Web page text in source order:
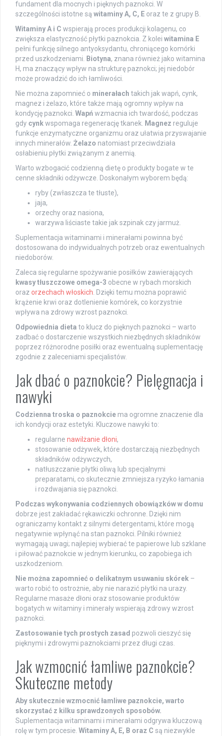
fundament dla mocnych i pięknych paznokci. W
szczególności istotne są witaminy A, C, E oraz te z grupy B.
Witaminy A i C wspierają proces produkcji kolagenu, co
zwiększa elastyczność płytki paznokcia. Z kolei witamina E
pełni funkcję silnego antyoksydantu, chroniącego komórki
przed uszkodzeniami.
Biotyna, znana również jako witamina
H, ma znaczący wpływ na strukturę paznokci; jej niedobór
może prowadzić do ich łamliwości.
Nie można zapomnieć o minerałach takich jak wapń, cynk,
magnez i żelazo, które także mają ogromny wpływ na
kondycję paznokci. Wapń wzmacnia ich twardość, podczas
gdy cynkwspomaga regenerację tkanek. Magnez reguluje
funkcje enzymatyczne organizmu oraz ułatwia przyswajanie
innych minerałów. Żelazo natomiast przeciwdziała
osłabieniu płytki związanym z anemią.
Warto wzbogacić codzienną dietę o produkty bogate w te
cenne składniki odżywcze. Doskonałym wyborem będą:
ryby (zwłaszcza te tłuste),
jaja,
orzechy oraz nasiona,
warzywa liściaste takie jak szpinak czy jarmuż.
Suplementacja witaminami i minerałami powinna być
dostosowana do indywidualnych potrzeb oraz ewentualnych
niedoborów.
Zaleca się regularne spożywanie posiłków zawierających
kwasy tłuszczowe omega-3 obecne w rybach morskich
oraz orzechach włoskich . Dzięki temu można poprawić
krążenie krwi oraz dotlenienie komórek, co korzystnie
wpływa na zdrowy wzrost paznokci.
Odpowiednia dieta to klucz do pięknych paznokci – warto
zadbać o dostarczenie wszystkich niezbędnych składników
poprzez różnorodne posiłki oraz ewentualną suplementację
zgodnie z zaleceniami specjalistów.
Jak dbać o paznokcie? Pielęgnacja i
nawyki
Codzienna troska o paznokcie ma ogromne znaczenie dla
ich kondycji oraz estetyki. Kluczowe nawyki to:
regularne nawilżanie dłoni,
stosowanie odżywek, które dostarczają niezbędnych
składników odżywczych,
natłuszczanie płytki oliwą lub specjalnymi
preparatami, co skutecznie zmniejsza ryzyko łamania
i rozdwajania się paznokci.
Podczas wykonywania codziennych obowiązków w domu
dobrze jest zakładać rękawiczki ochronne. Dzięki nim
ograniczamy kontakt z silnymi detergentami, które mogą
negatywnie wpłynąć na stan paznokci. Pilniki również
wymagają uwagi; najlepiej wybierać te papierowe lub szklane
i piłować paznokcie w jednym kierunku, co zapobiega ich
uszkodzeniom.
Nie można zapomnieć o delikatnym usuwaniu skórek –
warto robić to ostrożnie, aby nie narazić płytki na urazy.
Regularne masaże dłoni oraz stosowanie produktów
bogatych w witaminy i minerały wspierają zdrowy wzrost
paznokci.
Zastosowanie tych prostych zasad pozwoli cieszyć się
pięknymi i zdrowymi paznokciami przez długi czas.
Jak wzmocnić łamliwe paznokcie?
Skuteczne metody
Aby skutecznie wzmocnić łamliwe paznokcie, warto
skorzystać z kilku sprawdzonych sposobów.
Suplementacja witaminami i minerałami odgrywa kluczową
rolę w tym procesie. Witaminy A, E, B oraz C są niezwykle